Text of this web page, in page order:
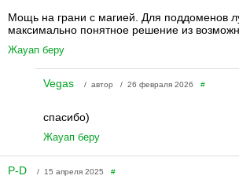
Мощь на грани с магией. Для поддоменов
максимально понятное решение из
Жауап беру
Vegas / автор / 26 февраля 2026 #
спасибо)
Жауап беру
P-D / 15 апреля 2025 #